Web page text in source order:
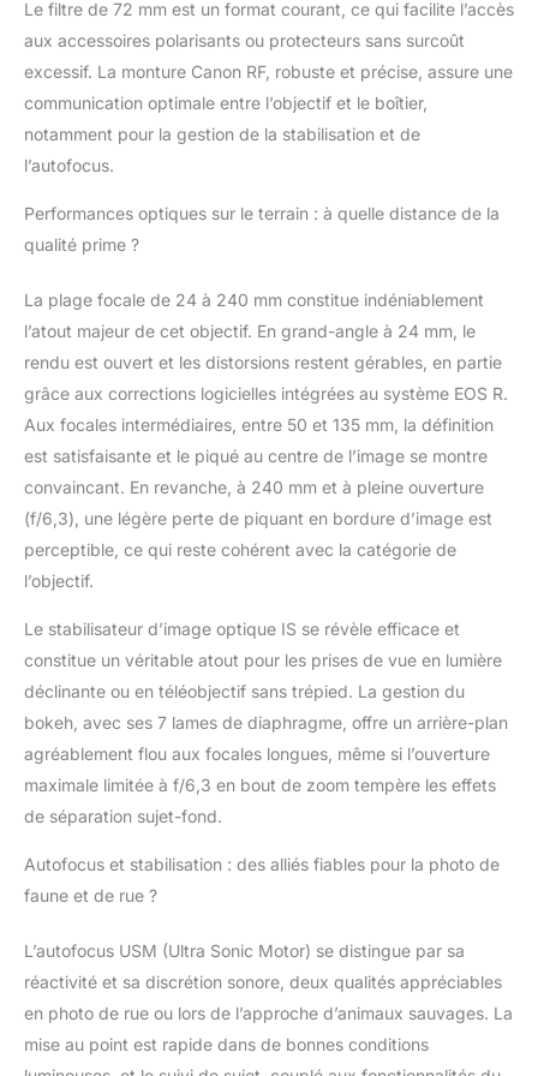
effets dignes d'un
professionnel FORMAT
PRATIQUE & PORTABLE
: idéal en voyage et
quotidienne, ce
750g et permet
COMPATIBILITÉ : cet
objectif d’appareil
photo Canon produit
une qualité d'image
très détaillée avec
n'importe quel appareil
photo du système
Le filtre de 72 mm est un format courant, ce qui facilite l’accès
aux accessoires polarisants ou protecteurs sans surcoût
excessif. La monture Canon RF, robuste et précise, assure une
communication optimale entre l’objectif et le boîtier,
notamment pour la gestion de la stabilisation et de
l’autofocus.
Performances optiques sur le terrain : à quelle distance de la
qualité prime ?
La plage focale de 24 à 240 mm constitue indéniablement
l’atout majeur de cet objectif. En grand-angle à 24 mm, le
rendu est ouvert et les distorsions restent gérables, en partie
grâce aux corrections logicielles intégrées au système EOS R.
Aux focales intermédiaires, entre 50 et 135 mm, la définition
est satisfaisante et le piqué au centre de l’image se montre
convaincant. En revanche, à 240 mm et à pleine ouverture
(f/6,3), une légère perte de piquant en bordure d’image est
perceptible, ce qui reste cohérent avec la catégorie de
l’objectif.
Le stabilisateur d’image optique IS se révèle efficace et
constitue un véritable atout pour les prises de vue en lumière
déclinante ou en téléobjectif sans trépied. La gestion du
bokeh, avec ses 7 lames de diaphragme, offre un arrière-plan
agréablement flou aux focales longues, même si l’ouverture
maximale limitée à f/6,3 en bout de zoom tempère les effets
de séparation sujet-fond.
Autofocus et stabilisation : des alliés fiables pour la photo de
faune et de rue ?
L’autofocus USM (Ultra Sonic Motor) se distingue par sa
réactivité et sa discrétion sonore, deux qualités appréciables
en photo de rue ou lors de l’approche d’animaux sauvages. La
mise au point est rapide dans de bonnes conditions